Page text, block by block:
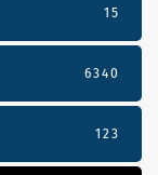
15
6340
123